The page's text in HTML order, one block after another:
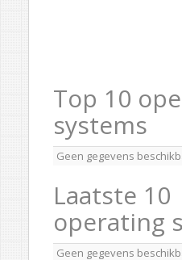
Top 10
systems
Geen gegevens
Laatste 10
operating
Geen gegevens